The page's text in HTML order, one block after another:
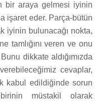
bir araya gelmesi iyinin
işaret eder. Parça-bütün
iyinin bulunacağı nokta,
tamlığını veren ve onu
dikkate aldığımızda
cevaplar,
kabul edildiğinde sorun
müstakil olarak